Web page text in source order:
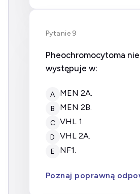
Pytanie 9
Pheochromocytoma nie
występuje w:
A MEN 2A.
B MEN 2B.
C VHL 1.
D VHL 2A.
E NF1.
Poznaj poprawną